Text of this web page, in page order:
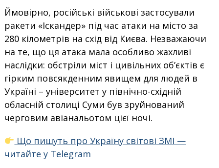
Ймовірно, російські військові застосували
ракети «Іскандер» під час атаки на місто за
280 кілометрів на схід від Києва. Незважаючи
на те, що ця атака мала особливо жахливі
наслідки: обстріли міст і цивільних об’єктів є
гірким повсякденним явищем для людей в
Україні – університет у північно-східній
обласній столиці Суми був зруйнований
черговим авіанальотом цієї ночі.
Що пишуть про Україну світові ЗМІ —
читайте у Telegram